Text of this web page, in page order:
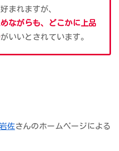
まれますが、
ながらも、どこかに上品
がいいとされています。
岩佐さんのホームページによる